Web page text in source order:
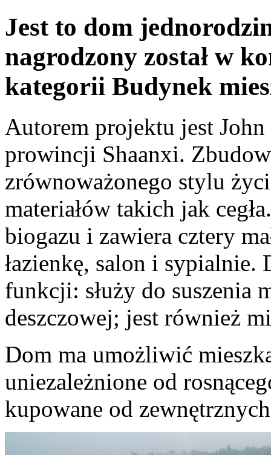
Jest to dom
nagrodzony został w
kategorii Budynek
Autorem projektu jest
prowincji Shaanxi.
zrównoważonego stylu
materiałów takich jak
biogazu i zawiera cztery
łazienkę, salon i sypialnie.
funkcji: służy do suszenia
deszczowej; jest również
Dom ma umożliwić
uniezależnione od
kupowane od